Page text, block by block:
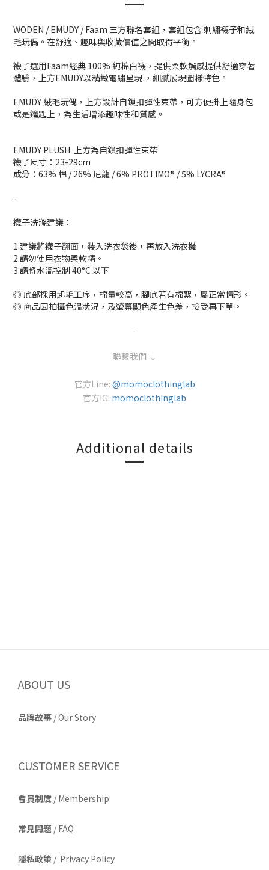
WODEN / EMUDY / Faam 三方聯名套組，套組包含 刺繡襪子和絨
毛玩偶。在舒適、趣味與收藏價值之間取得平衡。
襪子選用Faam經典 100% 純棉白襪，提供柔軟觸感提供舒適穿著
體驗，上方EMUDY以精緻電繡呈現 ，細膩展現圖樣特色。
EMUDY 絨毛玩偶，上方設計自鎖扣彈性束帶，可方便掛上隨身包
或是鑰匙上，為生活增添趣味性和質感。
EMUDY PLUSH 上方為自鎖扣彈性束帶
襪子尺寸：23-29cm
成分：63% 棉 / 26% 尼龍 / 6% PROTIMO® / 5% LYCRA®
-
襪子洗滌建議：
1.建議將襪子翻面，裝入洗衣袋後，再放入洗衣機
2.請勿使用衣物柔軟精。
3.請將水溫控制 40°C 以下
◎ 底部採用起毛工序，棉量較高，腳底若有棉絮，屬正常情形。
◎ 商品因拍攝色溫狀況，及螢幕顯色產生色差，接受再下單。
-
聯繫我們 ↓
官方Line: @momoclothinglab
官方IG: momoclothinglab
Additional details
ABOUT US
品牌故事 /Our Story
CUSTOMER SERVICE
會員制度 / Membership
常見問題 / FAQ
隱私政策 / Privacy Policy